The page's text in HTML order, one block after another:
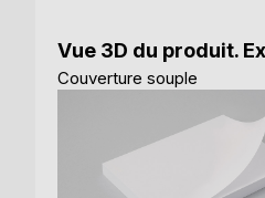
Vue 3D du produit.
Couverture souple